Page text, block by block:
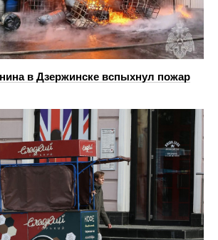
в Дзержинске вспыхнул пожар